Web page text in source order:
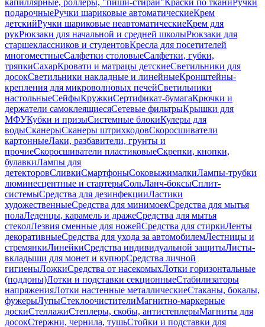
капиллярные, роллеры, "пиши-стирай"Краски по тканиРучки
подарочныеРучки шариковые автоматическиеКрем
детскийРучки шариковые неавтоматическиеКрем для
рукРюкзаки для начальной и средней школыРюкзаки для
старшеклассников и студентовКресла для посетителей
многоместныеСалфетки столовыеСалфетки, губки,
тряпкиСахарКровати и матрацы детскиеСветильники для
досокСветильники накладные и линейныеКронштейны-
крепления для микроволновых печейСветильники
настольныеСейфыКружкиСертификат-бумагаКрючки и
держатели самоклеящиесяСетевые фильтрыКрышки для
МФУКубки и призыСистемные блокиКулеры для
водыСканерыСканеры штрихкодовСкоросшиватели
картонныеЛаки, разбавители, грунты и
прочиеСкоросшиватели пластиковыеСкрепки, кнопки,
булавкиЛампы для
детекторовСливкиСмартфоныСоковыжималкиЛампы-трубки
люминесцентные и стартерыСольЛанч-боксыСплит-
системыСредства для дезинфекцииЛастики
художественныеСредства для минимоекСредства для мытья
полаЛеденцы, карамель и дражеСредства для мытья
стеколЛезвия сменные для ножейСредства для стиркиЛенты
декоративныеСредства для ухода за автомобилемЛестницы и
стремянкиЛинейкиСредства индивидуальной защитыЛисты-
вкладыши для монет и купюрСредства личной
гигиеныЛожкиСредства от насекомыхЛотки горизонтальные
(поддоны)Лотки и подставки секционныеСтабилизаторы
напряженияЛотки настенные металлическиеСтаканы, бокалы,
фужерыЛупыСтеклоочистителиМагнитно-маркерные
доскиСтеллажиСтеплеры, скобы, антистеплерыМагниты для
досокСтержни, чернила, тушьСтойки и подставки для